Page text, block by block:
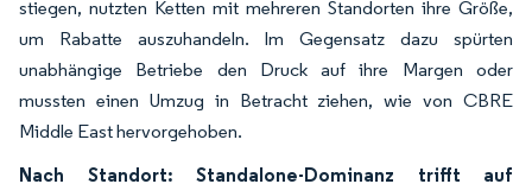
stiegen, nutzten Ketten mit mehreren Standorten ihre Größe,
um Rabatte auszuhandeln. Im Gegensatz dazu spürten
unabhängige Betriebe den Druck auf ihre Margen oder
mussten einen Umzug in Betracht ziehen, wie von CBRE
Middle East hervorgehoben.
Nach Standort: Standalone-Dominanz trifft auf